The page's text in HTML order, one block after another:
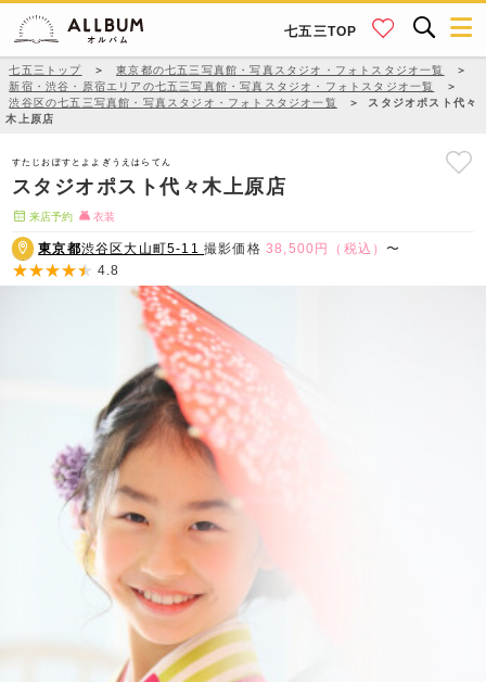
七五三TOP
七五三トップ ＞ 東京都の七五三写真館・写真スタジオ・フォトスタジオ一覧
＞
新宿・渋谷・原宿エリアの七五三写真館・写真スタジオ・フォトスタジオ一覧
＞
渋谷区の七五三写真館・写真スタジオ・フォトスタジオ一覧
＞
スタジオポスト代々
木上原店
すたじおぽすとよよぎうえはらてん
スタジオポスト代々木上原店
来店予約 衣装
東京都渋谷区大山町5-11撮影価格38,500円（税込）〜
4.8